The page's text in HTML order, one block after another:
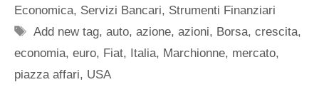
Economica, Servizi Bancari, Strumenti Finanziari
Tag
Add new tag,auto,azione,azioni, Borsa,crescita,
economia, euro, Fiat, Italia, Marchionne, mercato,
piazza affari, USA